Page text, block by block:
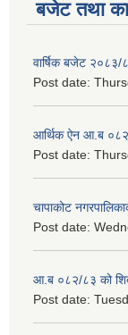
बजेट तथा
वार्षिक बजेट २०८३/
Post date:
आर्थिक ऐन आ.ब
Post date:
चापाकोट
Post date:
आ.ब ०८२/८३ को
Post date: